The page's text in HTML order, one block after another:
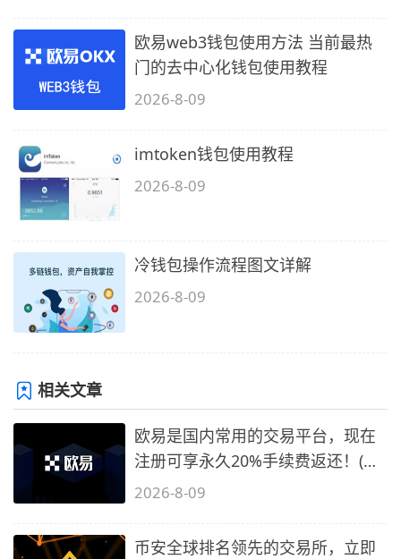
欧易web3钱包使用方法 当前最热
门的去中心化钱包使用教程
2026-8-09
imtoken钱包使用教程
2026-8-09
冷钱包操作流程图文详解
2026-8-09
相关文章
欧易是国内常用的交易平台，现在
注册可享永久20%手续费返还！(必
备1)
2026-8-09
币安全球排名领先的交易所，立即